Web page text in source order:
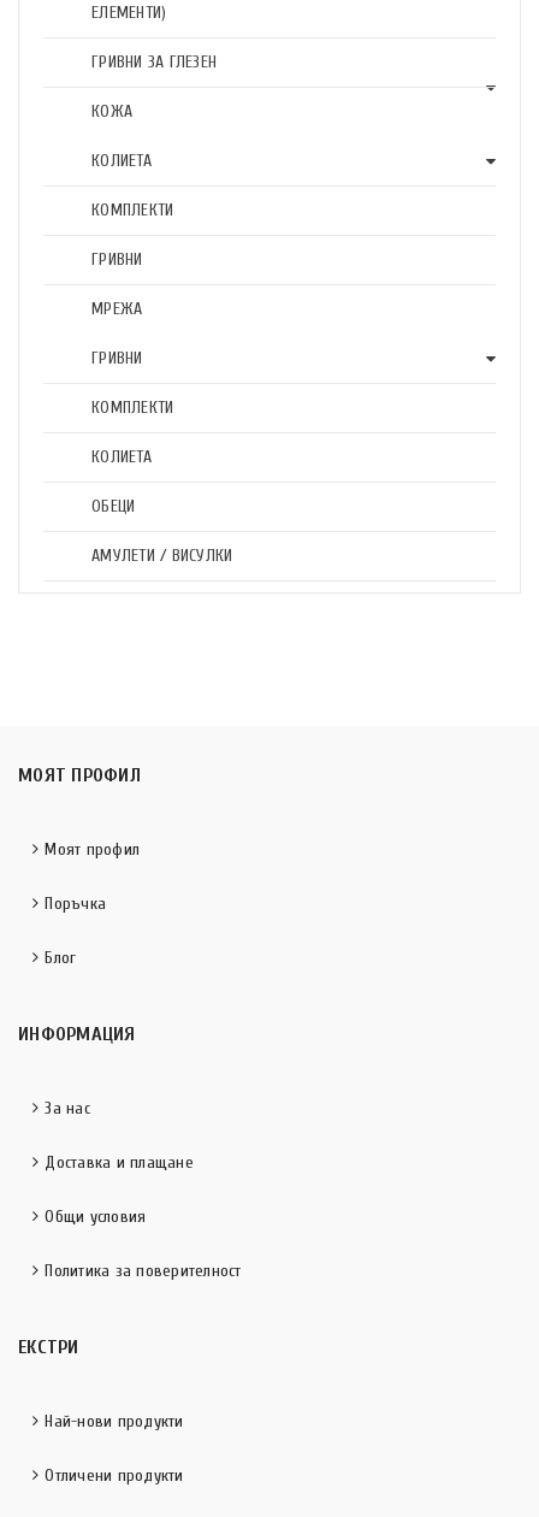
ЕЛЕМЕНТИ)
ГРИВНИ ЗА ГЛЕЗЕН
КОЖА
КОЛИЕТА
КОМПЛЕКТИ
ГРИВНИ
МРЕЖА
ГРИВНИ
КОМПЛЕКТИ
КОЛИЕТА
ОБЕЦИ
АМУЛЕТИ / ВИСУЛКИ
МОЯТ ПРОФИЛ
Моят профил
Поръчка
Блог
ИНФОРМАЦИЯ
За нас
Доставка и плащане
Общи условия
Политика за поверителност
ЕКСТРИ
Най-нови продукти
Отличени продукти